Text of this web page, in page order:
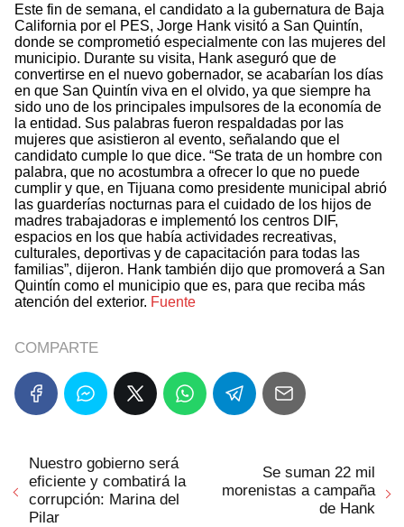
Este fin de semana, el candidato a la gubernatura de Baja
California por el PES, Jorge Hank visitó a San Quintín,
donde se comprometió especialmente con las mujeres del
municipio. Durante su visita, Hank aseguró que de
convertirse en el nuevo gobernador, se acabarían los días
en que San Quintín viva en el olvido, ya que siempre ha
sido uno de los principales impulsores de la economía de
la entidad. Sus palabras fueron respaldadas por las
mujeres que asistieron al evento, señalando que el
candidato cumple lo que dice. “Se trata de un hombre con
palabra, que no acostumbra a ofrecer lo que no puede
cumplir y que, en Tijuana como presidente municipal abrió
las guarderías nocturnas para el cuidado de los hijos de
madres trabajadoras e implementó los centros DIF,
espacios en los que había actividades recreativas,
culturales, deportivas y de capacitación para todas las
familias”, dijeron. Hank también dijo que promoverá a San
Quintín como el municipio que es, para que reciba más
atención del exterior. Fuente
COMPARTE
Nuestro gobierno será
eficiente y combatirá la
corrupción: Marina del
Pilar
Se suman 22 mil
morenistas a campaña
de Hank